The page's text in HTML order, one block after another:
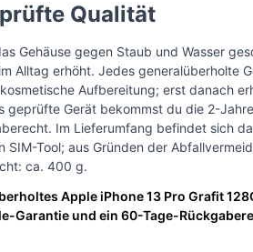
Qualität
Gehäuse gegen Staub und Wasser
Alltag erhöht. Jedes generalüberholte
Aufbereitung; erst danach
geprüfte Gerät bekommst du die 2-
Im Lieferumfang befindet sich
SIM-Tool; aus Gründen der
ca. 400 g.
Apple iPhone 13 Pro Grafit
Garantie und ein 60-Tage-